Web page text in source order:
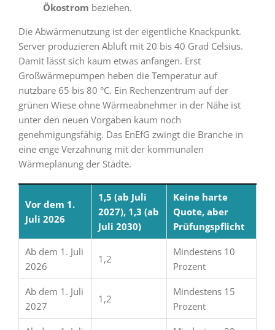
Ökostrom beziehen.
Die Abwärmenutzung ist der eigentliche Knackpunkt.
Server produzieren Abluft mit 20 bis 40 Grad Celsius.
Damit lässt sich kaum etwas anfangen. Erst
Großwärmepumpen heben die Temperatur auf
nutzbare 65 bis 80 °C. Ein Rechenzentrum auf der
grünen Wiese ohne Wärmeabnehmer in der Nähe ist
unter den neuen Vorgaben kaum noch
genehmigungsfähig. Das EnEfG zwingt die Branche in
eine enge Verzahnung mit der kommunalen
Wärmeplanung der Städte.
Vor dem 1.
Juli 2026
1,5 (ab Juli
2027), 1,3 (ab
Juli 2030)
Keine harte
Quote, aber
Prüfungspflicht
Ab dem 1. Juli
2026
1,2
Mindestens 10
Prozent
Ab dem 1. Juli
2027
1,2
Mindestens 15
Prozent